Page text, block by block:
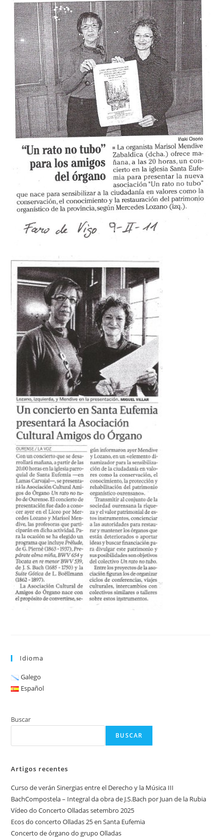
Idioma
Galego
Español
Buscar
BUSCAR
Artigos recentes
Curso de verán Sinergias entre el Derecho y la Música III
BachCompostela – Integral da obra de J.S.Bach por Juan de la Rubia
Vídeo do Concerto Olladas setembro 2025
Ecos do concerto Olladas 25 en Santa Eufemia
Concerto de órgano do grupo Olladas